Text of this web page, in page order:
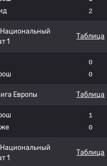
2
Национальный
1
Таблица
0
0
Европы Таблица
1
0
Национальный
1
Таблица